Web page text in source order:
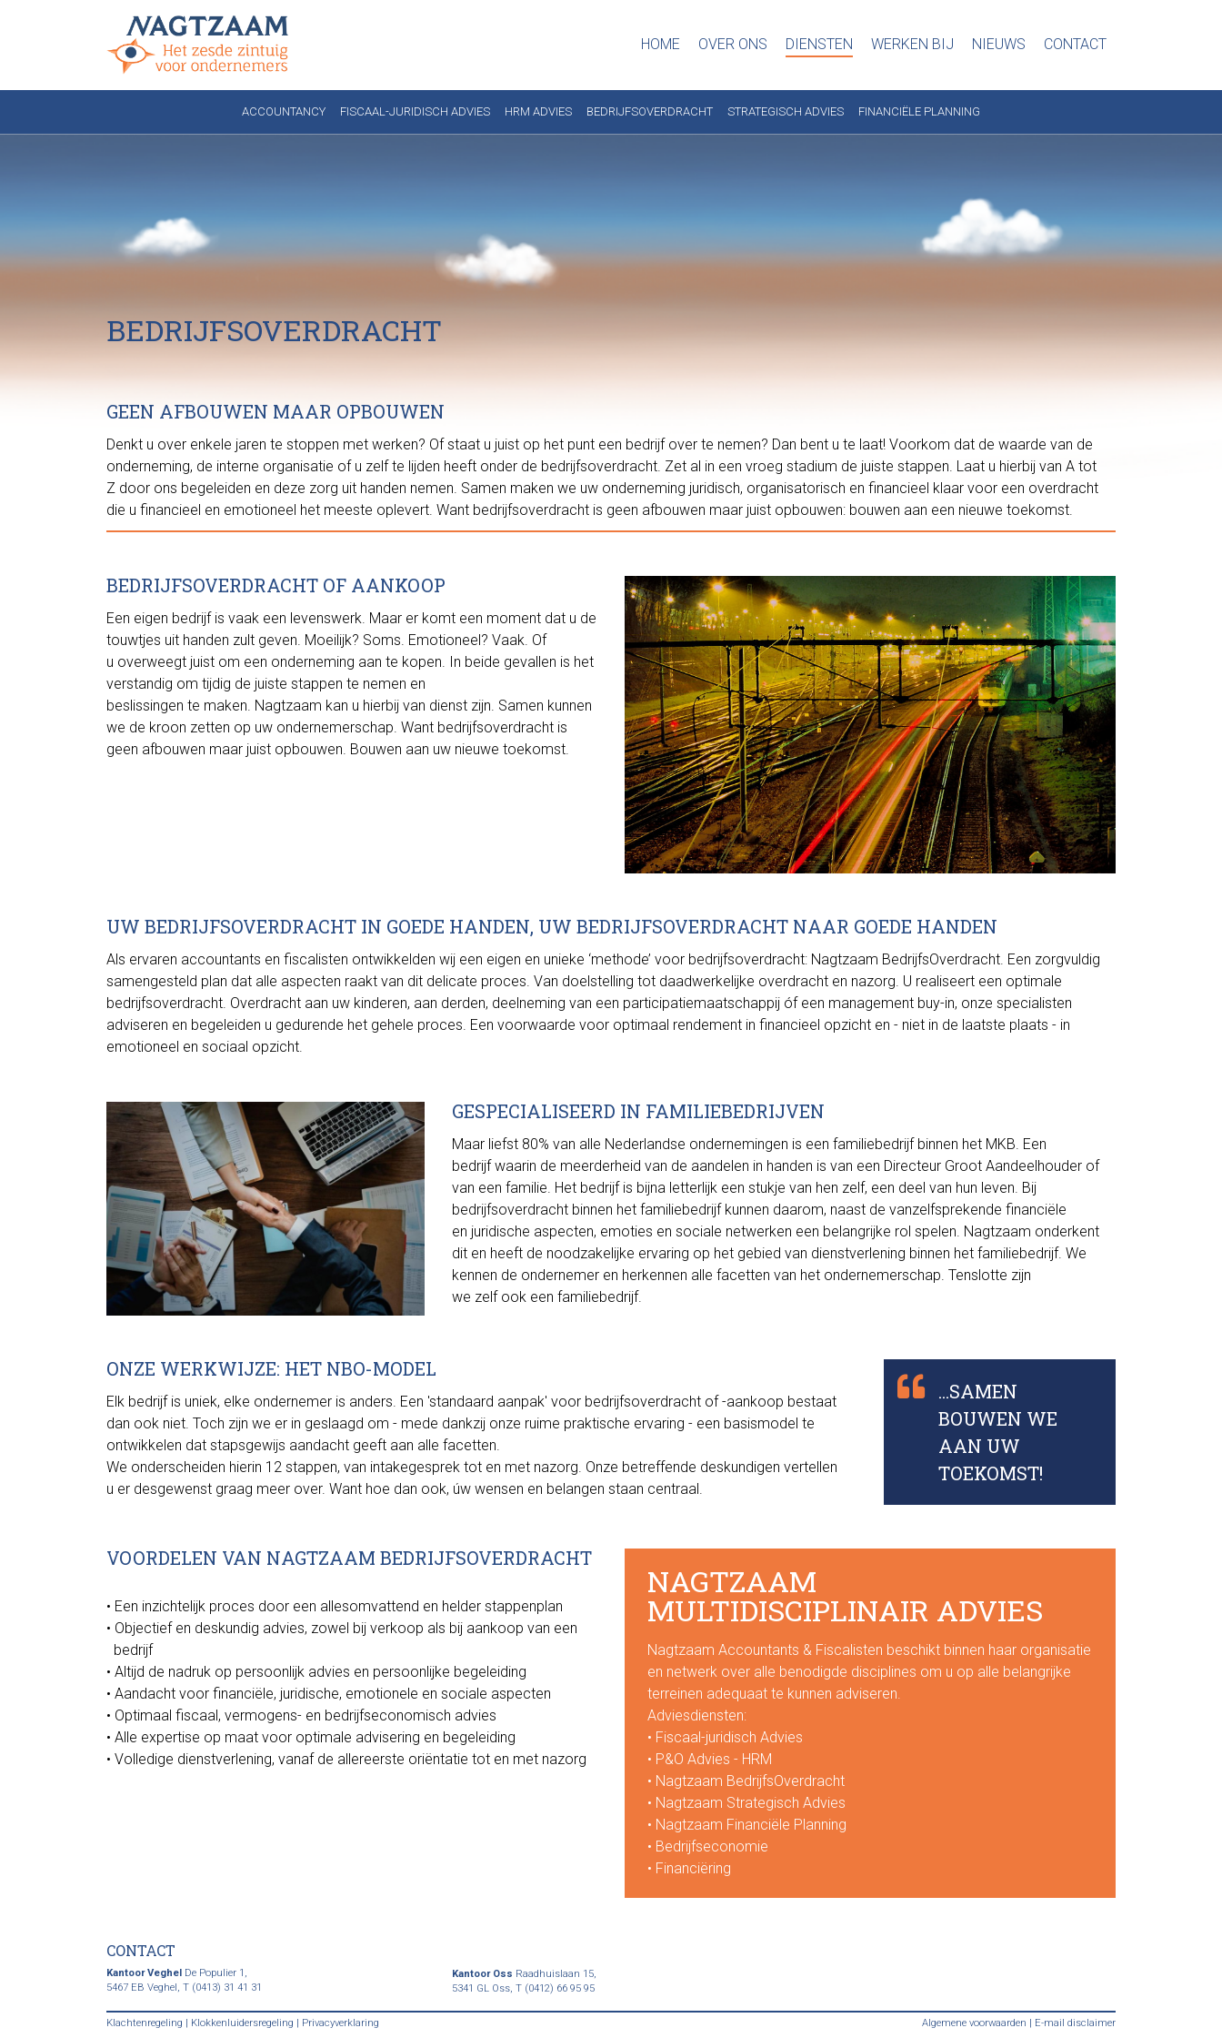
HOME OVER ONS DIENSTEN WERKEN BIJ NIEUWS CONTACT
ACCOUNTANCY FISCAAL-JURIDISCH ADVIES HRM ADVIES BEDRIJFSOVERDRACHT STRATEGISCH ADVIES FINANCIËLE PLANNING
BEDRIJFSOVERDRACHT
GEEN AFBOUWEN MAAR OPBOUWEN
Denkt u over enkele jaren te stoppen met werken? Of staat u juist op het punt een bedrijf over te nemen? Dan bent u te laat! Voorkom dat de waarde van de
onderneming, de interne organisatie of u zelf te lijden heeft onder de bedrijfsoverdracht. Zet al in een vroeg stadium de juiste stappen. Laat u hierbij van A tot
Z door ons begeleiden en deze zorg uit handen nemen. Samen maken we uw onderneming juridisch, organisatorisch en financieel klaar voor een overdracht
die u financieel en emotioneel het meeste oplevert. Want bedrijfsoverdracht is geen afbouwen maar juist opbouwen: bouwen aan een nieuwe toekomst.
BEDRIJFSOVERDRACHT OF AANKOOP
Een eigen bedrijf is vaak een levenswerk. Maar er komt een moment dat u de
touwtjes uit handen zult geven. Moeilijk? Soms. Emotioneel? Vaak. Of
u overweegt juist om een onderneming aan te kopen. In beide gevallen is het
verstandig om tijdig de juiste stappen te nemen en
beslissingen te maken. Nagtzaam kan u hierbij van dienst zijn. Samen kunnen
we de kroon zetten op uw ondernemerschap. Want bedrijfsoverdracht is
geen afbouwen maar juist opbouwen. Bouwen aan uw nieuwe toekomst.
UW BEDRIJFSOVERDRACHT IN GOEDE HANDEN, UW BEDRIJFSOVERDRACHT NAAR GOEDE HANDEN
Als ervaren accountants en fiscalisten ontwikkelden wij een eigen en unieke ‘methode’ voor bedrijfsoverdracht: Nagtzaam BedrijfsOverdracht. Een zorgvuldig
samengesteld plan dat alle aspecten raakt van dit delicate proces. Van doelstelling tot daadwerkelijke overdracht en nazorg. U realiseert een optimale
bedrijfsoverdracht. Overdracht aan uw kinderen, aan derden, deelneming van een participatiemaatschappij óf een management buy-in, onze specialisten
adviseren en begeleiden u gedurende het gehele proces. Een voorwaarde voor optimaal rendement in financieel opzicht en - niet in de laatste plaats - in
emotioneel en sociaal opzicht.
GESPECIALISEERD IN FAMILIEBEDRIJVEN
Maar liefst 80% van alle Nederlandse ondernemingen is een familiebedrijf binnen het MKB. Een
bedrijf waarin de meerderheid van de aandelen in handen is van een Directeur Groot Aandeelhouder of
van een familie. Het bedrijf is bijna letterlijk een stukje van hen zelf, een deel van hun leven. Bij
bedrijfsoverdracht binnen het familiebedrijf kunnen daarom, naast de vanzelfsprekende financiële
en juridische aspecten, emoties en sociale netwerken een belangrijke rol spelen. Nagtzaam onderkent
dit en heeft de noodzakelijke ervaring op het gebied van dienstverlening binnen het familiebedrijf. We
kennen de ondernemer en herkennen alle facetten van het ondernemerschap. Tenslotte zijn
we zelf ook een familiebedrijf.
ONZE WERKWIJZE: HET NBO-MODEL
Elk bedrijf is uniek, elke ondernemer is anders. Een 'standaard aanpak' voor bedrijfsoverdracht of -aankoop bestaat
dan ook niet. Toch zijn we er in geslaagd om - mede dankzij onze ruime praktische ervaring - een basismodel te
ontwikkelen dat stapsgewijs aandacht geeft aan alle facetten.
We onderscheiden hierin 12 stappen, van intakegesprek tot en met nazorg. Onze betreffende deskundigen vertellen
u er desgewenst graag meer over. Want hoe dan ook, úw wensen en belangen staan centraal.
...SAMEN
BOUWEN WE
AAN UW
TOEKOMST!
VOORDELEN VAN NAGTZAAM BEDRIJFSOVERDRACHT
• Een inzichtelijk proces door een allesomvattend en helder stappenplan
• Objectief en deskundig advies, zowel bij verkoop als bij aankoop van een
bedrijf
• Altijd de nadruk op persoonlijk advies en persoonlijke begeleiding
• Aandacht voor financiële, juridische, emotionele en sociale aspecten
• Optimaal fiscaal, vermogens- en bedrijfseconomisch advies
• Alle expertise op maat voor optimale advisering en begeleiding
• Volledige dienstverlening, vanaf de allereerste oriëntatie tot en met nazorg
NAGTZAAM
MULTIDISCIPLINAIR ADVIES
Nagtzaam Accountants & Fiscalisten beschikt binnen haar organisatie
en netwerk over alle benodigde disciplines om u op alle belangrijke
terreinen adequaat te kunnen adviseren.
Adviesdiensten:
• Fiscaal-juridisch Advies
• P&O Advies - HRM
• Nagtzaam BedrijfsOverdracht
• Nagtzaam Strategisch Advies
• Nagtzaam Financiële Planning
• Bedrijfseconomie
• Financiëring
CONTACT
Kantoor Veghel De Populier 1,
5467 EB Veghel, T (0413) 31 41 31
Kantoor Oss Raadhuislaan 15,
5341 GL Oss, T (0412) 66 95 95
Klachtenregeling | Klokkenluidersregeling | Privacyverklaring Algemene voorwaarden | E-mail disclaimer